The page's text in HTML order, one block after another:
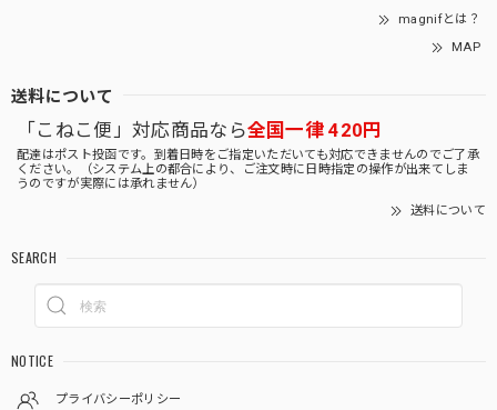
magnifとは？
MAP
送料について
「こねこ便」対応商品なら全国一律 420円
配達はポスト投函です。到着日時をご指定いただいても対応できませんのでご了承
ください。（システム上の都合により、ご注文時に日時指定の操作が出来てしま
うのですが実際には承れません）
送料について
SEARCH
NOTICE
プライバシーポリシー